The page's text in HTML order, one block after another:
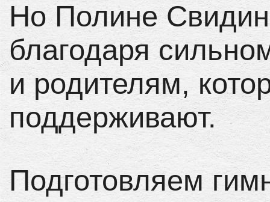
Но Полине
благодаря
и родителям,
поддерживают.
Подготовляем